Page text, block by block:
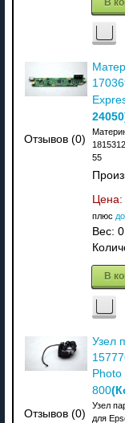
Отзывов (0)
24050
55
Цена:
плюс
Вес:
В
Отзывов (0)
Узел
Photo
800
Узел
для